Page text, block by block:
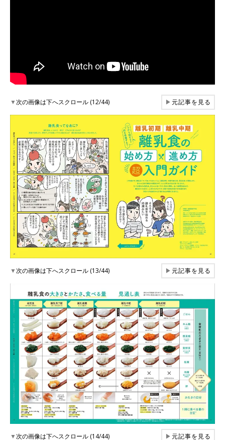
▼次の画像は下へスクロール (12/44) ▶元記事を見る
▼次の画像は下へスクロール (13/44) ▶元記事を見る
▼次の画像は下へスクロール (14/44) ▶元記事を見る